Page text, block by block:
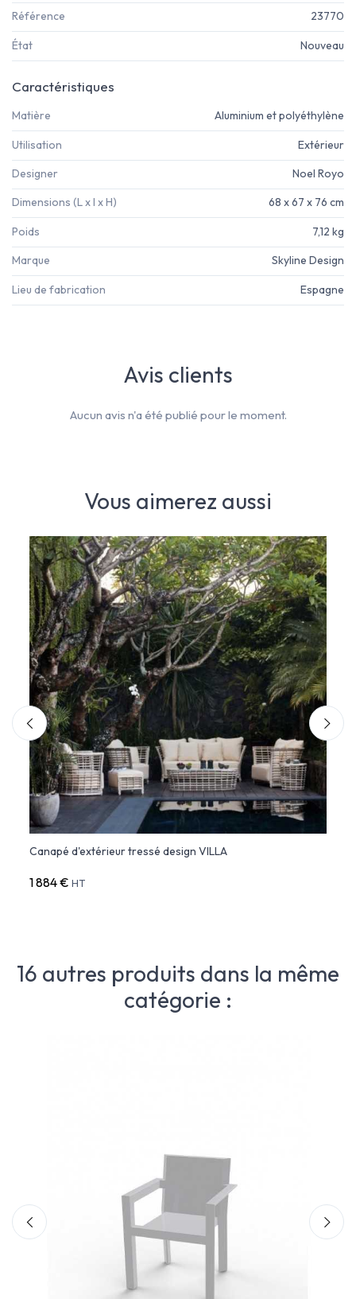
Référence 23770
État Nouveau
Caractéristiques
Matière Aluminium et polyéthylène
Utilisation Extérieur
Designer Noel Royo
Dimensions (L x l x H) 68 x 67 x 76 cm
Poids 7,12 kg
Marque Skyline Design
Lieu de fabrication Espagne
Vous aimerez aussi
Canapé d'extérieur tressé design VILLA
1 884 € HT
Avis clients
Aucun avis n'a été publié pour le moment.
16 autres produits dans la même
catégorie :